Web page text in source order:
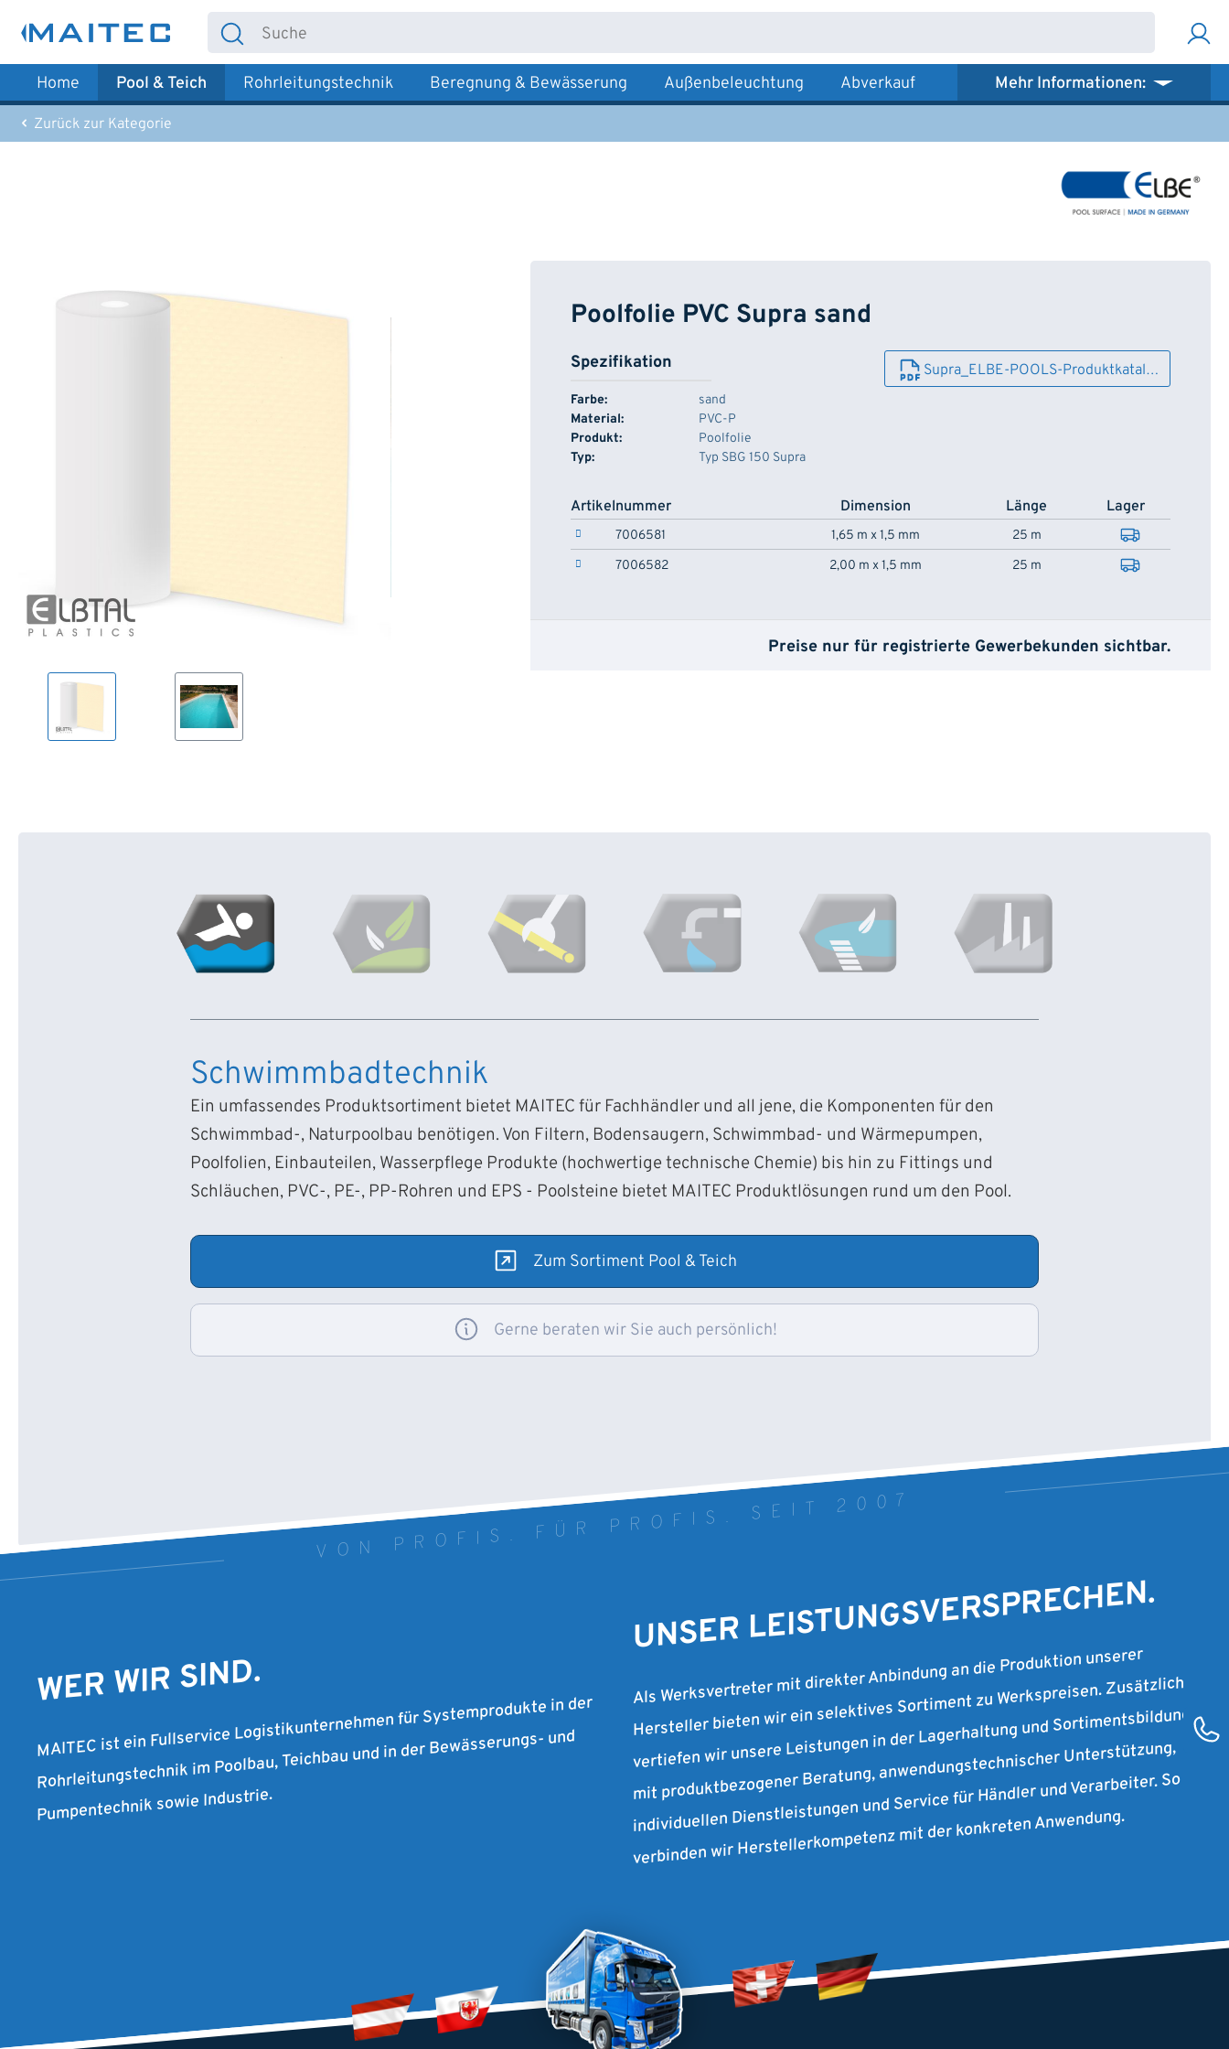
Hauptinhalt springen
Zur Suche springen
Zur Hauptnavigation springen
Home Pool & Teich Rohrleitungstechnik Beregnung & Bewässerung Außenbeleuchtung Abverkauf Mehr Informationen:
Zurück zur Kategorie
Poolfolie PVC Supra sand
Spezifikation Supra_ELBE-POOLS-Produktkatal…
Farbe:
sand
Material:
PVC-P
Produkt:
Poolfolie
Typ:
Typ SBG 150 Supra
Artikelnummer Dimension Länge Lager
7006581 1,65 m x 1,5 mm
25 m
7006582
2,00 m x 1,5 mm 25 m
Preise nur für registrierte Gewerbekunden sichtbar.
Schwimmbadtechnik
Ein umfassendes Produktsortiment bietet MAITEC für Fachhändler und all jene, die Komponenten für den
Schwimmbad-, Naturpoolbau benötigen. Von Filtern, Bodensaugern, Schwimmbad- und Wärmepumpen,
Poolfolien, Einbauteilen, Wasserpflege Produkte (hochwertige technische Chemie) bis hin zu Fittings und
Schläuchen, PVC-, PE-, PP-Rohren und EPS - Poolsteine bietet MAITEC Produktlösungen rund um den Pool.
Zum Sortiment Pool & Teich
Gerne beraten wir Sie auch persönlich!
VON PROFIS. FÜR PROFIS. SEIT 2007
WER WIR SIND.
MAITEC ist ein Fullservice Logistikunternehmen für Systemprodukte in der
Rohrleitungstechnik im Poolbau, Teichbau und in der Bewässerungs- und
Pumpentechnik sowie Industrie.
UNSER LEISTUNGSVERSPRECHEN.
Als Werksvertreter mit direkter Anbindung an die Produktion unserer
Hersteller bieten wir ein selektives Sortiment zu Werkspreisen. Zusätzlich
vertiefen wir unsere Leistungen in der Lagerhaltung und Sortimentsbildung
mit produktbezogener Beratung, anwendungstechnischer Unterstützung,
individuellen Dienstleistungen und Service für Händler und Verarbeiter. So
verbinden wir Herstellerkompetenz mit der konkreten Anwendung.